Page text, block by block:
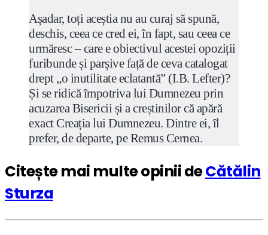
Așadar, toți aceștia nu au curaj să spună,
deschis, ceea ce cred ei, în fapt, sau ceea ce
urmăresc – care e obiectivul acestei opoziții
furibunde și parșive față de ceva catalogat
drept „o inutilitate eclatantă” (I.B. Lefter)?
Și se ridică împotriva lui Dumnezeu prin
acuzarea Bisericii și a creștinilor că apără
exact Creația lui Dumnezeu. Dintre ei, îl
prefer, de departe, pe Remus Cernea.
Citește mai multe opinii deCătălin
Sturza